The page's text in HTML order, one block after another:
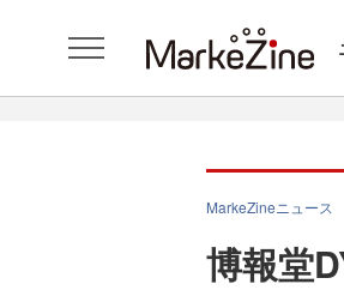
MarkeZineニュース
博報堂